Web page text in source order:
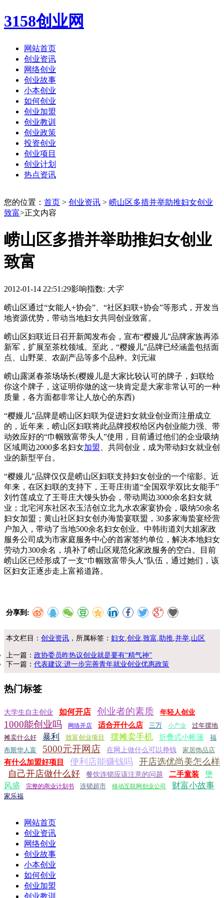
3158创业网
网站首页
创业资讯
网络创业
创业故事
小本创业
如何创业
创业加盟
创业教训
创业政策
投资创业
创业项目
创业计划
热点资讯
您的位置： 首页 > 创业资讯 > 崂山区多措并举助推妇女创业
致富>正文内容
崂山区多措并举助推妇女创业
致富
2012-01-14 22:51:29影响指数: 大字
崂山区通过“女能人+协会”、“社区妇联+协会”等形式，开发当
地资源优势，带动当地妇女共同创业致富。
崂山区妇联近日召开新闻发布会，宣布“樱嫚儿”品牌家族再添
新军，扩展至茶枕领域。至此，“樱嫚儿”品牌已经涵盖包括面
点、山野菜、农副产品等多个品种。刘元淑
崂山露涎春茶场场长(樱嫚儿是大家比较认可的牌子，妇联给
你这个牌子，这证明你做的这一块肯定是大家非常认可的一种
质量，各方面都非常让人放心的东西)
“樱嫚儿”品牌是崂山区妇联为促进妇女就业创业而注册成立
的，近年来，崂山区妇联将此品牌授权给区内创业能力强、带
动效应好的“巾帼致富带头人”使用，目前通过他们的企业吸纳
区域周边2000多名妇女加盟 、共同创业，成为带动妇女就业创
业的新型平台。
“樱嫚儿”品牌仅仅是崂山区妇联支持妇女创业的一个缩影。近
年来，在区妇联的支持下，王哥庄街道“全国双学双比女能手”
刘竹莲成立了王哥庄大馒头协会，带动周边3000余名妇女就
业；北宅河东社区衣玉洁创立北九水农家宴协会，吸纳50余名
妇女加盟；黄山社区妇女创办海蛰宴联盟，30多家海蛰宴经营
户加入，带动了当地500余名妇女创业。中韩街道刘大姐家政
服务公司成为市家庭服务中心的首家签约单位，解决本地妇女
劳动力300余名，填补了崂山区规范化家政服务的空白。目前
崂山区已经形成了一支“巾帼致富带头人”队伍，通过她们，该
区妇女正逐步走上富裕道路。
分享到:
本文栏目：创业资讯 ，所属标签：妇女 ,创业 ,致富 助推 ,并举 山区
上一篇：政协委员昨热议创业就是要有“精气神”
下一篇：代表建议:进一步完善青年就业创业优惠政策
热门标签
大学生自主创业 如何开店 创业者的素质 年轻人创业
1000能创业吗 网络开店 适合开什么店 三万 小产业
过年摆地
摊卖什么好
暴利 致富创业项目 摆摊卖手机 折叠式小帐篷
福
布斯华人富
5000元开网店 在网上做什么可以挣钱 家居饰品店
有什么加盟好项目 便利店能赚钱吗
开店选优尚美怎么样
自己开店做什么好
餐饮连锁应该注意的问题 二手童装
堡
风盛
完整的商业计划书 连锁超市 移动互联网创业公司 财富小故事
家乐福
网站首页
创业资讯
网络创业
创业故事
小本创业
如何创业
创业加盟
创业教训